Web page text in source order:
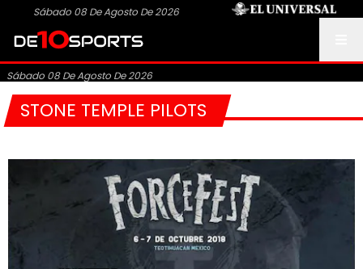
Sábado 08 De Agosto De 2026
Sábado 08 De Agosto De 2026
STONE TEMPLE PILOTS